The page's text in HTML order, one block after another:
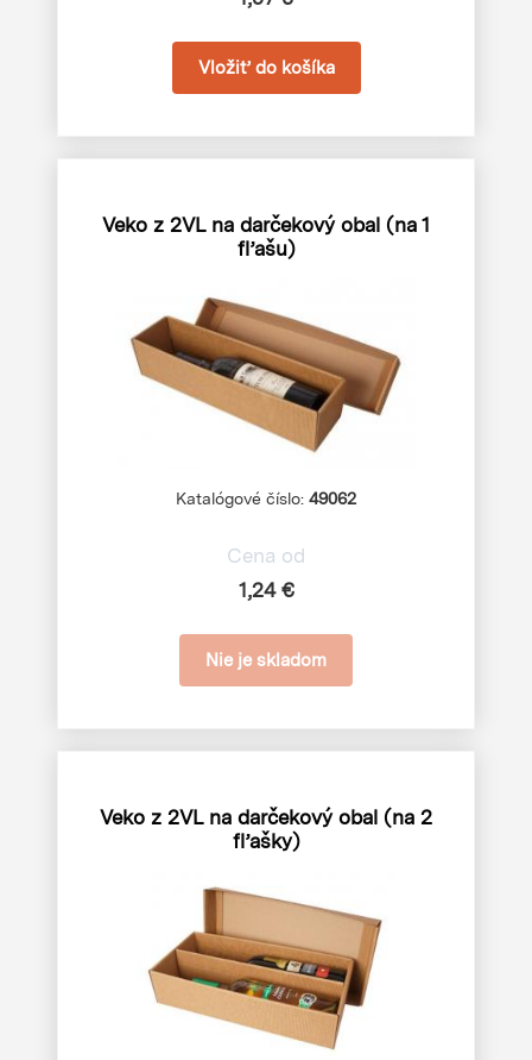
Veko z 2VL na darčekový obal (na 1
fľašu)
Katalógové číslo: 49062
Cena od
1,24 €
Nie je skladom
Veko z 2VL na darčekový obal (na 2
fľašky)